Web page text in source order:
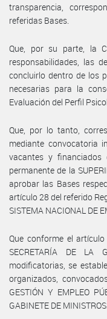
transparencia,
referidas Bases.
Que, por su parte, la
responsabilidades, las
concluirlo dentro de los
necesarias para la
Evaluación del Perfil
Que, por lo tanto,
mediante convocatoria
vacantes y
permanente de la
aprobar las Bases
artículo 28 del referido
SISTEMA NACIONAL DE
Que conforme el
SECRETARÍA DE LA
modificatorias, se
organizados,
GESTIÓN Y EMPLEO
GABINETE DE MINISTROS.